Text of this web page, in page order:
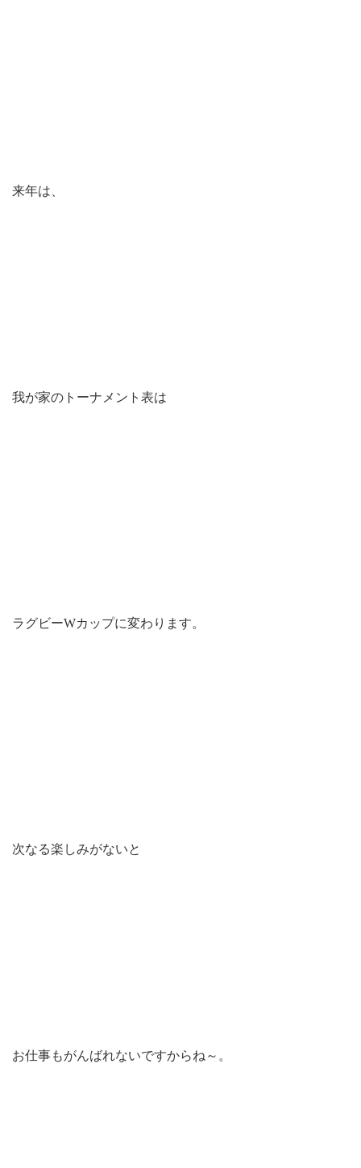
来年は、
我が家のトーナメント表は
ラグビーWカップに変わります。
次なる楽しみがないと
お仕事もがんばれないですからね～。